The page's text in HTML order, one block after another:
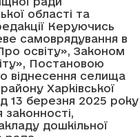
області та
Керуючись
самоврядування в
освіту», Законом
Постановою
віднесення селища
Харківської
13 березня 2025 року
дошкільної